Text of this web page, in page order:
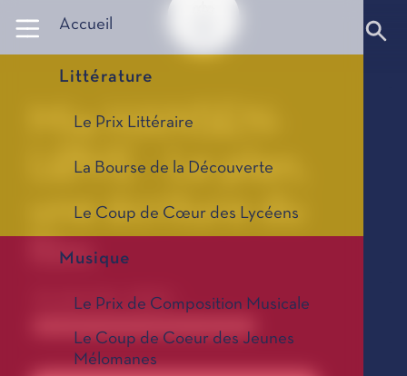
Accueil
Littérature
Le Prix Littéraire
La Bourse de la Découverte
Le Coup de Cœur des Lycéens
Musique
Le Prix de Composition Musicale
Le Coup de Coeur des Jeunes
Mélomanes
Mia HANSEN-
LØVE - Le plan,
une écriture du
film
31 janvier 2022 -